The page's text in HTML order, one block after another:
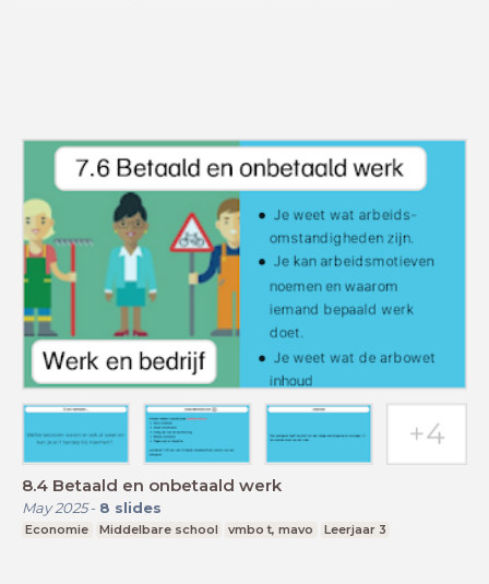
8.4 Betaald en onbetaald werk
May 2025- 8 slides
Economie Middelbare school vmbo t, mavo Leerjaar 3